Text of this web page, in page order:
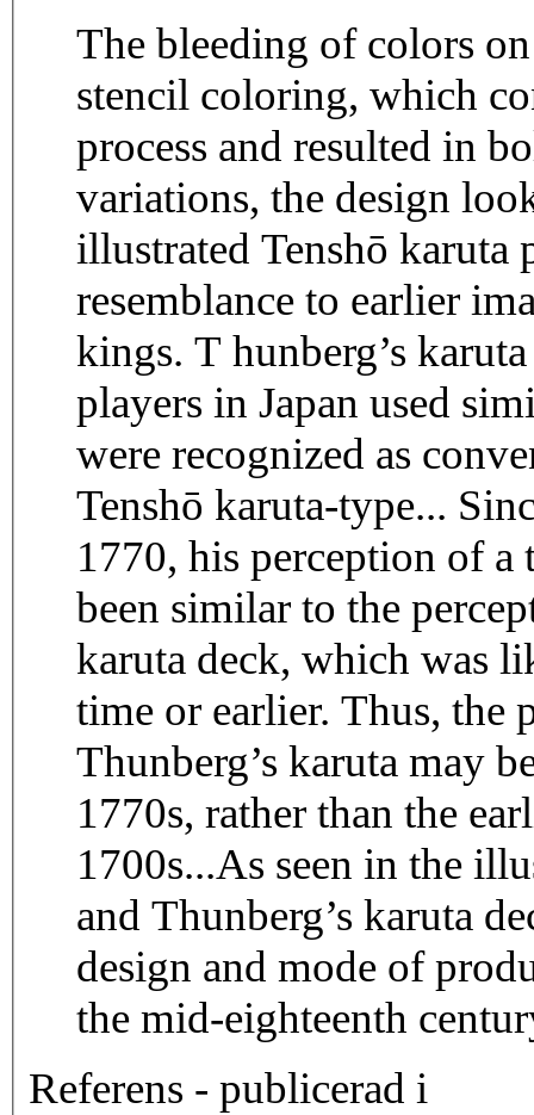
The bleeding of colors
stencil coloring, which
process and resulted in
variations, the design
illustrated Tenshō
resemblance to earlier
kings. T hunberg’s
players in Japan used
were recognized as
Tenshō karuta-type...
1770, his perception of
been similar to the
karuta deck, which was
time or earlier. Thus, the
Thunberg’s karuta may
1770s, rather than the
1700s...As seen in the
and Thunberg’s karuta
design and mode of
the mid-eighteenth
Referens - publicerad i